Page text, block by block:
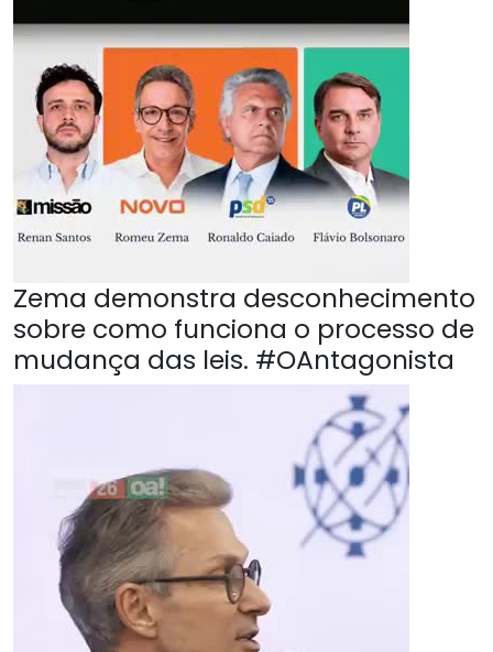
Zema demonstra desconhecimento
sobre como funciona o processo de
mudança das leis. #OAntagonista